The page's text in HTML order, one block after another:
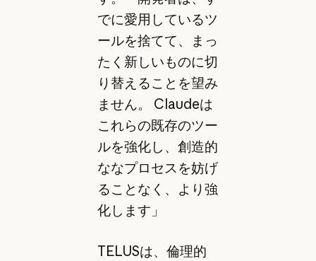
でに愛用しているツ
ールを捨てて、まっ
たく新しいものに切
り替えることを望み
ません。 Claudeは
これらの既存のツー
ルを強化し、創造的
ななプロセスを妨げ
ることなく、より強
化します」
TELUSは、倫理的